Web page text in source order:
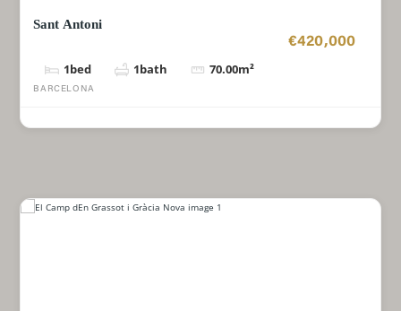
Sant Antoni
€420,000
1bed 1bath 70.00m²
BARCELONA